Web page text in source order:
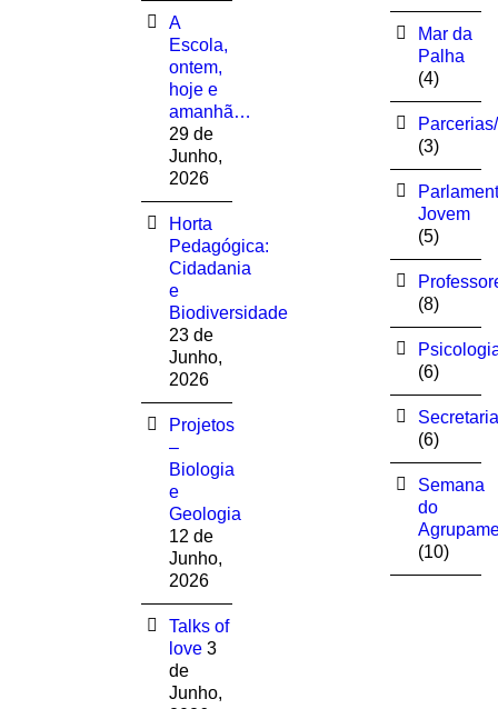
A
Escola,
ontem,
hoje e
amanhã…
29 de
Junho,
2026
Horta
Pedagógica:
Cidadania
e
Biodiversidade
23 de
Junho,
2026
Projetos
–
Biologia
e
Geologia
12 de
Junho,
2026
Talks of
love 3
de
Junho,
Mar da
Palha
(4)
(3)
Jovem
(5)
(8)
(6)
Secretaria
(6)
Semana
do
(10)